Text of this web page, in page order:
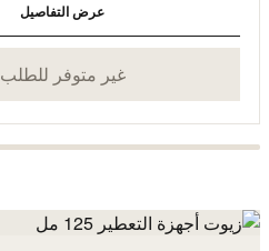
عرض التفاصيل
غير متوفر للطلب